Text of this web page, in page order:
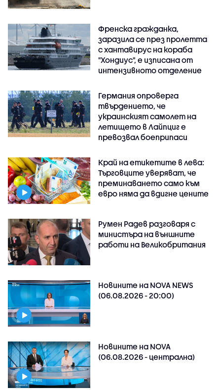
Френска гражданка,
заразила се през пролетта
с хантавирус на кораба
"Хондиус", е изписана от
интензивното отделение
Германия опроверга
твърдението, че
украинският самолет на
летището в Лайпциг е
превозвал боеприпаси
Край на етикетите в лева:
Търговците уверяват, че
преминаването само към
евро няма да вдигне цените
Румен Радев разговаря с
министъра на външните
работи на Великобритания
Новините на NOVA NEWS
(06.08.2026 - 20:00)
Новините на NOVA
(06.08.2026 - централна)